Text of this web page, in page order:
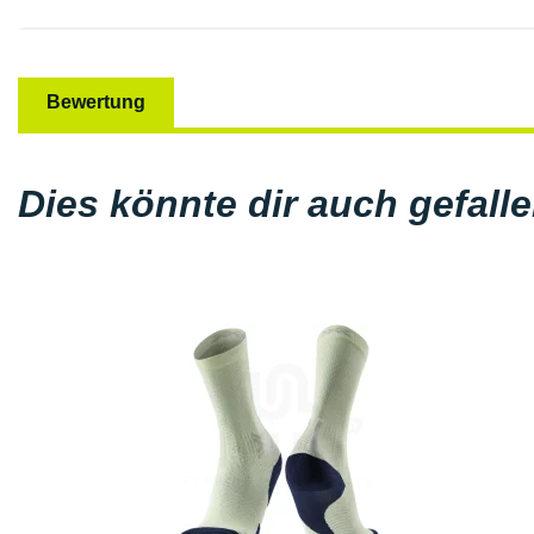
Bewertung
Dies könnte dir auch